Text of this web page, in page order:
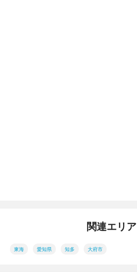
関連エリア
東海 愛知県 知多 大府市